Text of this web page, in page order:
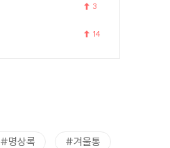
3
14
#명상록 #겨울통